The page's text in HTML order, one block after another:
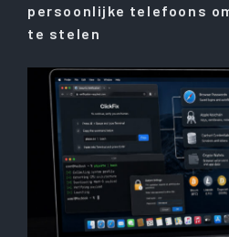
persoonlijke telefoons
te stelen